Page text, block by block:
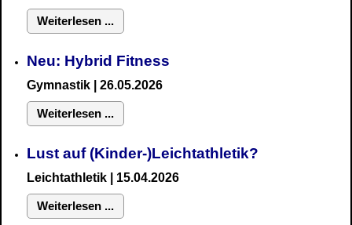
Weiterlesen ...
Neu: Hybrid Fitness
Gymnastik | 26.05.2026
Weiterlesen ...
Lust auf (Kinder-)Leichtathletik?
Leichtathletik | 15.04.2026
Weiterlesen ...